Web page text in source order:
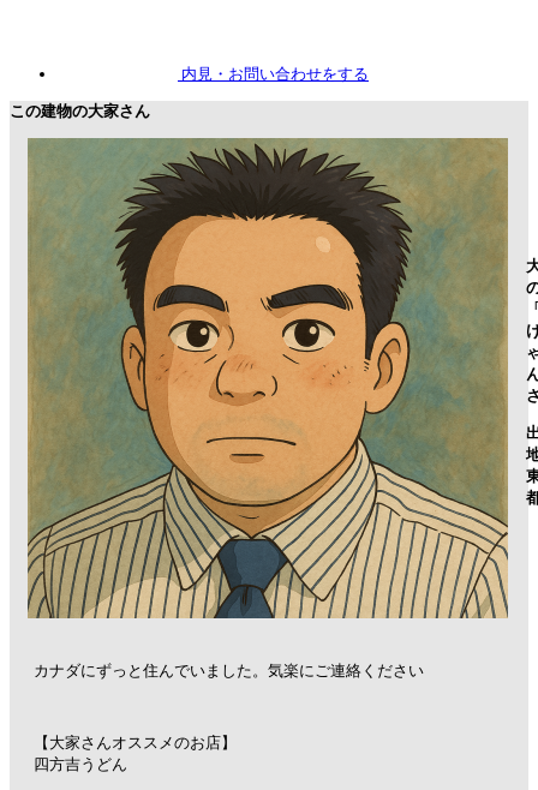
内見 ・お問い合わせをする
この建物の大家さん
カナダにずっと住んでいました。気楽にご連絡ください
【大家さんオススメのお店】
四方吉うどん